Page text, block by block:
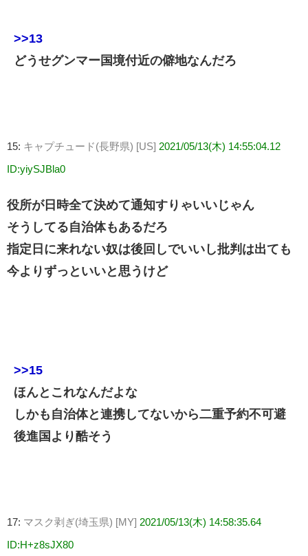
>>13
どうせグンマー国境付近の僻地なんだろ
15: キャプチュード(長野県) [US] 2021/05/13(木) 14:55:04.12
ID:yiySJBla0
役所が日時全て決めて通知すりゃいいじゃん
そうしてる自治体もあるだろ
指定日に来れない奴は後回しでいいし批判は出ても
今よりずっといいと思うけど
>>15
ほんとこれなんだよな
しかも自治体と連携してないから二重予約不可避
後進国より酷そう
17: マスク剥ぎ(埼玉県) [MY] 2021/05/13(木) 14:58:35.64
ID:H+z8sJX80